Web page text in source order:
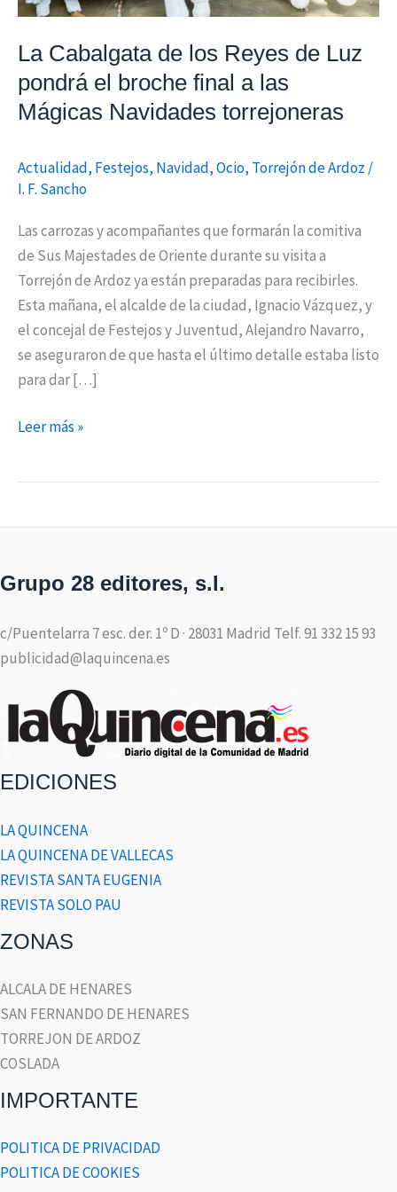
La Cabalgata de los Reyes de Luz
pondrá el broche final a las
Mágicas Navidades torrejoneras
Actualidad, Festejos, Navidad,Ocio, Torrejón de Ardoz /
I. F. Sancho
Las carrozas y acompañantes que formarán la comitiva
de Sus Majestades de Oriente durante su visita a
Torrejón de Ardoz ya están preparadas para recibirles.
Esta mañana, el alcalde de la ciudad, Ignacio Vázquez, y
el concejal de Festejos y Juventud, Alejandro Navarro,
se aseguraron de que hasta el último detalle estaba listo
para dar […]
el
broche
a
las
Navidades
torrejoneras
Leer más »
Grupo 28 editores, s.l.
c/Puentelarra 7 esc. der. 1º D · 28031 Madrid Telf. 91 332 15 93
publicidad@laquincena.es
EDICIONES
LA QUINCENA
LA QUINCENA DE VALLECAS
REVISTA SANTA EUGENIA
REVISTA SOLO PAU
ZONAS
ALCALA DE HENARES
SAN FERNANDO DE HENARES
TORREJON DE ARDOZ
COSLADA
IMPORTANTE
POLITICA DE PRIVACIDAD
POLITICA DE COOKIES